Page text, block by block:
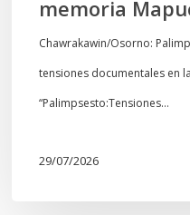
memoria
Chawrakawin/Osorno:
tensiones documentales en
“Palimpsesto:Tensiones…
29/07/2026